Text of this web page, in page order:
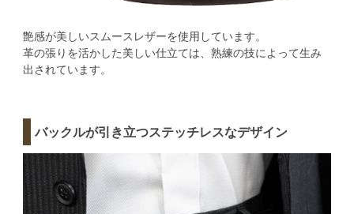
艶感が美しいスムースレザーを使用しています。
革の張りを活かした美しい仕立ては、熟練の技によって生み
出されています。
バックルが引き立つステッチレスなデザイン